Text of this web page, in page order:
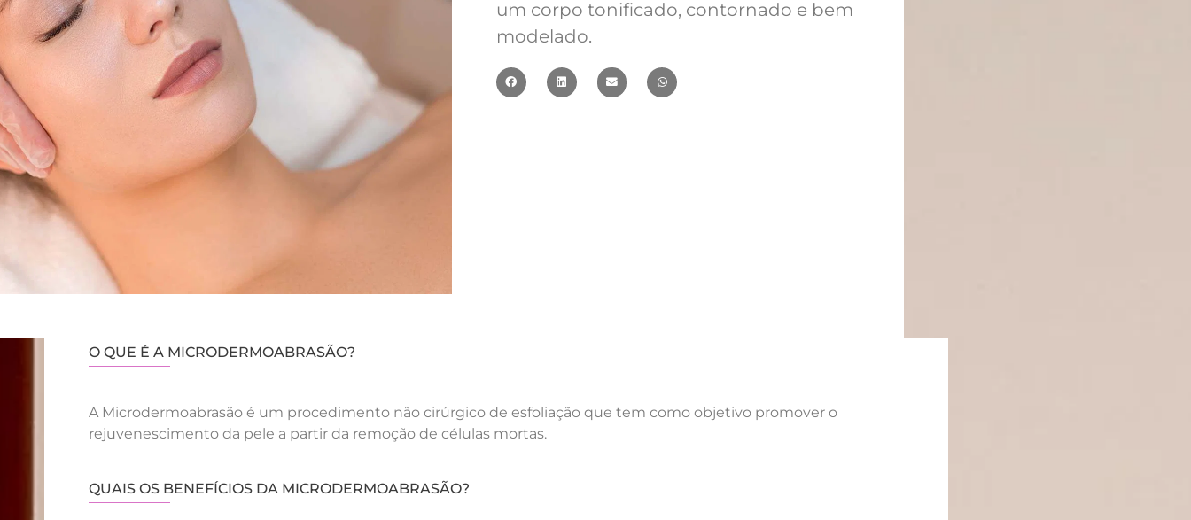
um corpo tonificado, contornado e bem
modelado.
O QUE É A MICRODERMOABRASÃO?
A Microdermoabrasão é um procedimento não cirúrgico de esfoliação que tem como objetivo promover o
rejuvenescimento da pele a partir da remoção de células mortas.
QUAIS OS BENEFÍCIOS DA MICRODERMOABRASÃO?